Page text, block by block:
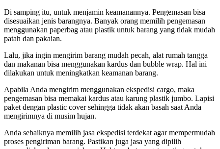
Di samping itu, untuk menjamin keamanannya. Pengemasan bisa
disesuaikan jenis barangnya. Banyak orang memilih pengemasan
menggunakan paperbag atau plastik untuk barang yang tidak mudah
patah dan pakaian.
Lalu, jika ingin mengirim barang mudah pecah, alat rumah tangga
dan makanan bisa menggunakan kardus dan bubble wrap. Hal ini
dilakukan untuk meningkatkan keamanan barang.
Apabila Anda mengirim menggunakan ekspedisi cargo, maka
pengemasan bisa memakai kardus atau karung plastik jumbo. Lapisi
paket dengan plastic cover sehingga tidak akan basah saat Anda
mengirimnya di musim hujan.
Anda sebaiknya memilih jasa ekspedisi terdekat agar mempermudah
proses pengiriman barang. Pastikan juga jasa yang dipilih